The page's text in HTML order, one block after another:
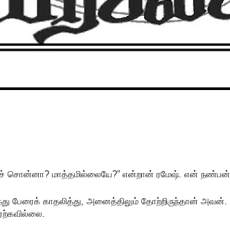
சொன்னா? மாத்தமில்லையே?” என்றான் ரமேஷ். என் நண்பன்.
பேரைக் காதலித்து, அனைத்திலும் தோற்றிருந்தான் அவன்.